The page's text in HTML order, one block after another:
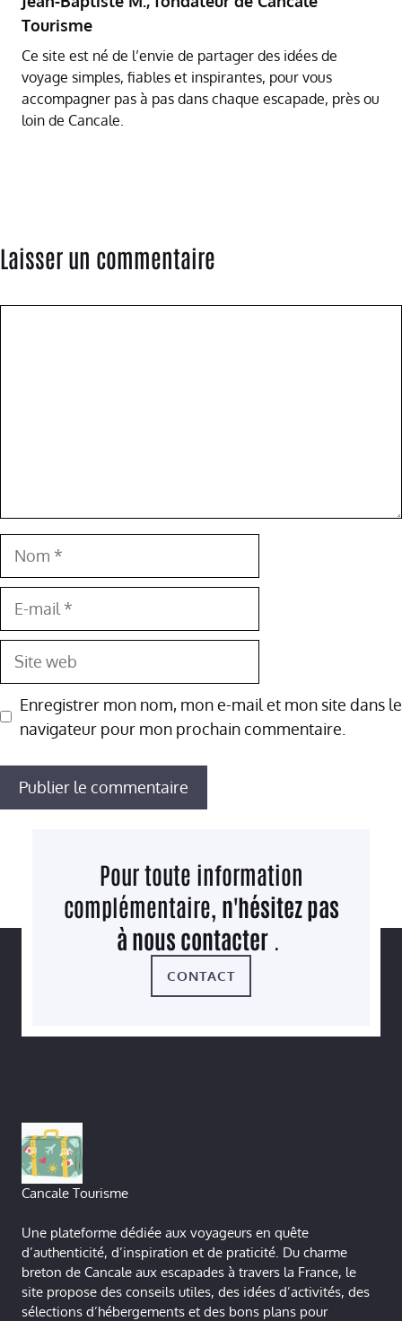
Tourisme
Ce site est né de l’envie de partager des idées de
voyage simples, fiables et inspirantes, pour vous
accompagner pas à pas dans chaque escapade, près ou
loin de Cancale.
Laisser un commentaire
mail
Site
web
Enregistrer mon nom, mon e-mail et mon site dans le
navigateur pour mon prochain commentaire.
Pour toute information
complémentaire, n'hésitez pas
à nous contacter
CONTACT
Cancale Tourisme
Une plateforme dédiée aux voyageurs en quête
d’authenticité, d’inspiration et de praticité. Du charme
breton de Cancale aux escapades à travers la France, le
site propose des conseils utiles, des idées d’activités, des
sélections d’hébergements et des bons plans pour